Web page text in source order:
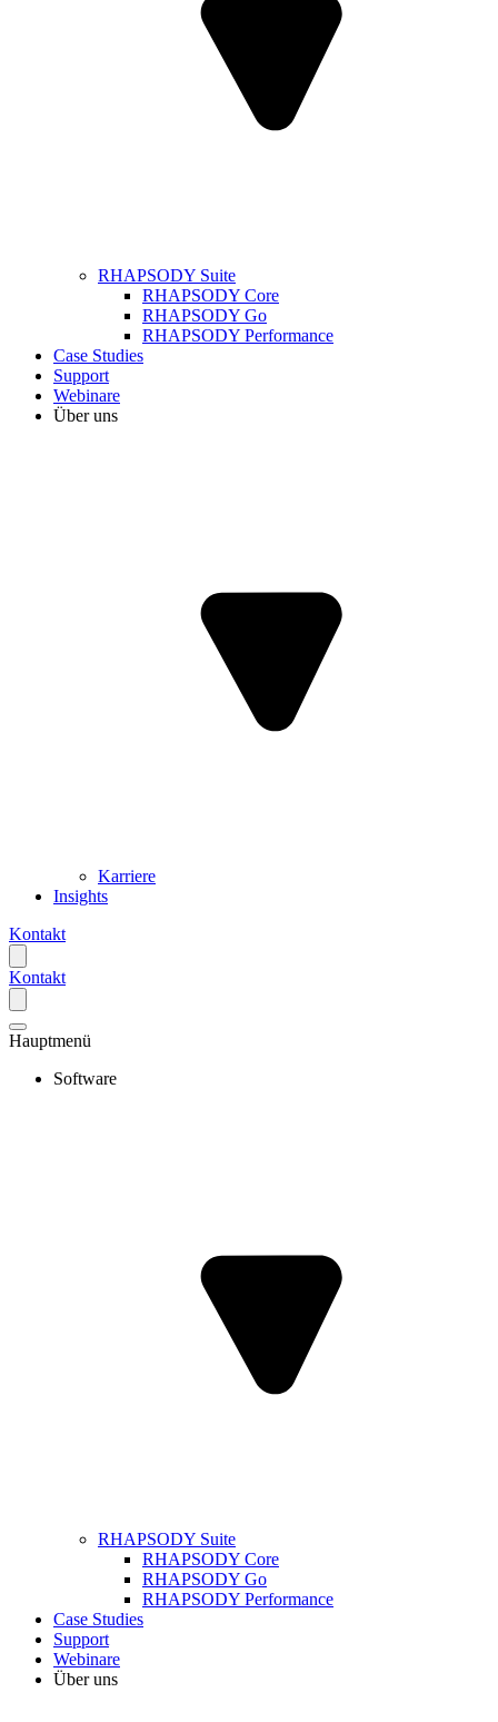
RHAPSODY Suite
RHAPSODY Core
RHAPSODY Go
RHAPSODY Performance
Case Studies
Support
Webinare
Über uns
Karriere
Insights
Kontakt
Kontakt
Hauptmenü
Software
RHAPSODY Suite
RHAPSODY Core
RHAPSODY Go
RHAPSODY Performance
Case Studies
Support
Webinare
Über uns